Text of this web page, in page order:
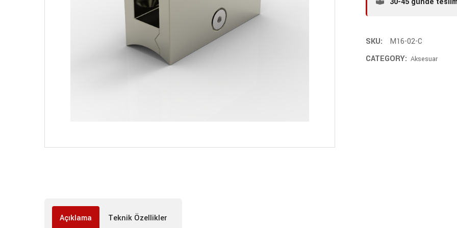
SKU:
M16-02-C
CATEGORY: Aksesuar
Açıklama Teknik Özellikler